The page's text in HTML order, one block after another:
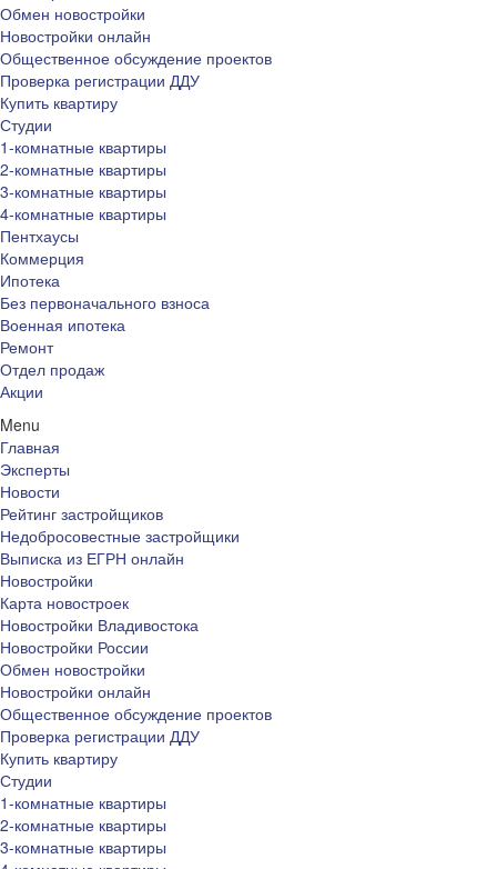
Обмен новостройки
Новостройки онлайн
Общественное обсуждение проектов
Проверка регистрации ДДУ
Купить квартиру
Студии
1-комнатные квартиры
2-комнатные квартиры
3-комнатные квартиры
4-комнатные квартиры
Пентхаусы
Коммерция
Ипотека
Без первоначального взноса
Военная ипотека
Ремонт
Отдел продаж
Акции
Menu
Главная
Эксперты
Новости
Рейтинг застройщиков
Недобросовестные застройщики
Выписка из ЕГРН онлайн
Новостройки
Карта новостроек
Новостройки Владивостока
Новостройки России
Обмен новостройки
Новостройки онлайн
Общественное обсуждение проектов
Проверка регистрации ДДУ
Купить квартиру
Студии
1-комнатные квартиры
2-комнатные квартиры
3-комнатные квартиры